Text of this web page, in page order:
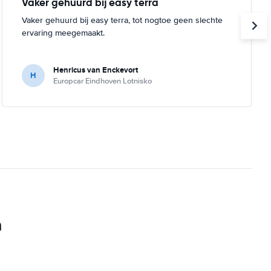
Vaker gehuurd bij easy terra, tot nogtoe geen slechte
ervaring meegemaakt.
H Henricus van Enckevort
Europcar Eindhoven Lotnisko